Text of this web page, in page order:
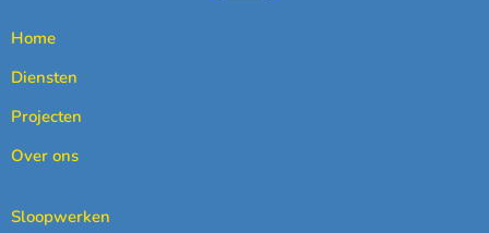
Home
Diensten
Projecten
Over ons
Sloopwerken